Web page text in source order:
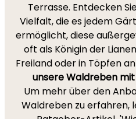
Terrasse. Entdecken
Vielfalt, die es jedem
ermöglicht, diese
oft als Königin der
Freiland oder in Töpfen
unsere Waldreben
Um mehr über den
Waldreben zu erfahren,